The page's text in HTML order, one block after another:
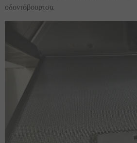
οδοντόβουρτσα